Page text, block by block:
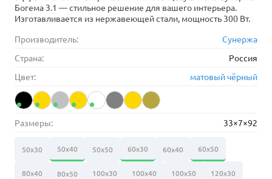
Богема 3.1 — стильное решение для вашего интерьера.
Изготавливается из нержавеющей стали, мощность 300 Вт.
Производитель:
Сунержа
Страна:
Россия
Цвет:
матовый чёрный
Размеры: 33×7×92
50х30 50х40 50х50 60х30 60х40 60х50
80х40 80х50 100х30 100х40 100х50 120х30